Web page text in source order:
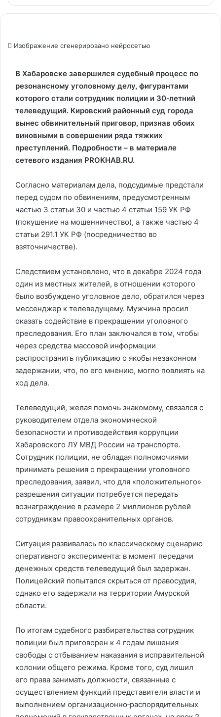
Изображение сгенерировано нейросетью
В Хабаровске завершился судебный процесс по
резонансному уголовному делу, фигурантами
которого стали сотрудник полиции и 30‑летний
телеведущий. Кировский районный суд города
вынес обвинительный приговор, признав обоих
виновными в совершении ряда тяжких
преступлений. Подробности – в материале
сетевого издания PROKHAB.RU.
Согласно материалам дела, подсудимые предстали
перед судом по обвинениям, предусмотренным
частью 3 статьи 30 и частью 4 статьи 159 УК РФ
(покушение на мошенничество), а также частью 4
статьи 291.1 УК РФ (посредничество во
взяточничестве).
Следствием установлено, что в декабре 2024 года
один из местных жителей, в отношении которого
было возбуждено уголовное дело, обратился через
мессенджер к телеведущему. Мужчина просил
оказать содействие в прекращении уголовного
преследования. Его план заключался в том, чтобы
через средства массовой информации
распространить публикацию о якобы незаконном
задержании, что, по его мнению, могло повлиять на
ход дела.
Телеведущий, желая помочь знакомому, связался с
руководителем отдела экономической
безопасности и противодействия коррупции
Хабаровского ЛУ МВД России на транспорте.
Сотрудник полиции, не обладая полномочиями
принимать решения о прекращении уголовного
преследования, заявил, что для «положительного»
разрешения ситуации потребуется передать
вознаграждение в размере 2 миллионов рублей
сотрудникам правоохранительных органов.
Ситуация развивалась по классическому сценарию
оперативного эксперимента: в момент передачи
денежных средств телеведущий был задержан.
Полицейский попытался скрыться от правосудия,
однако его задержали на территории Амурской
области.
По итогам судебного разбирательства сотрудник
полиции был приговорен к 4 годам лишения
свободы с отбыванием наказания в исправительной
колонии общего режима. Кроме того, суд лишил
его права занимать должности, связанные с
осуществлением функций представителя власти и
выполнением организационно‑распорядительных